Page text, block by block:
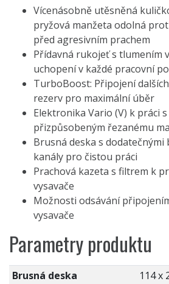
Vícenásobně utěsněná
pryžová manžeta odolná
před agresivním prachem
Přídavná rukojeť s tlumením
uchopení v každé pracovní
TurboBoost: Připojení
rezerv pro maximální úběr
Elektronika Vario (V) k práci
přizpůsobeným řezanému
Brusná deska s dodatečnými
kanály pro čistou práci
Prachová kazeta s filtrem k
vysavače
Možnosti odsávání
vysavače
Parametry produktu
Brusná deska
114 x